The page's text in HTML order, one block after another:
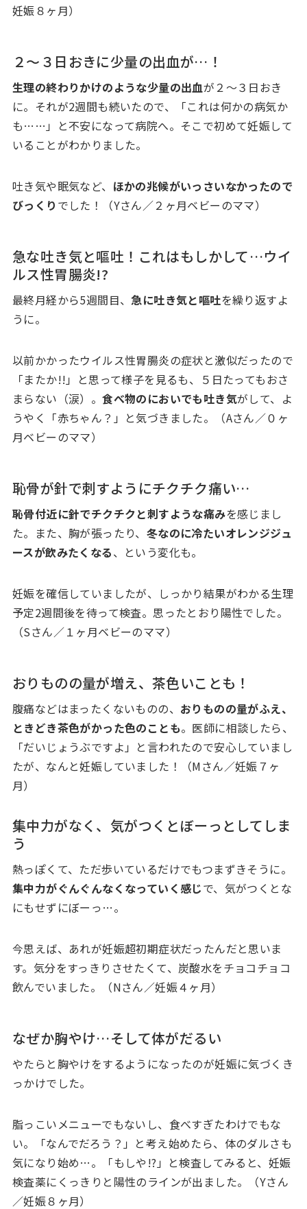
妊娠８ヶ月）
２〜３日おきに少量の出血が…！
生理の終わりかけのような少量の出血が２〜３日おき
に。それが2週間も続いたので、「これは何かの病気か
も……」と不安になって病院へ。そこで初めて妊娠して
いることがわかりました。
吐き気や眠気など、 ほかの兆候がいっさいなかったので
びっくり でした！（Yさん／２ヶ月ベビーのママ）
急な吐き気と嘔吐！これはもしかして…ウイ
ルス性胃腸炎!?
最終月経から5週間目、急に吐き気と嘔吐を繰り返すよ
うに。
以前かかったウイルス性胃腸炎の症状と激似だったので
「またか!!」と思って様子を見るも、５日たってもおさ
まらない（涙）。食べ物のにおいでも吐き気がして、よ
うやく「赤ちゃん？」と気づきました。（Aさん／０ヶ
月ベビーのママ）
恥骨が針で刺すようにチクチク痛い…
恥骨付近に針でチクチクと刺すような痛みを感じまし
た。また、胸が張ったり、 冬なのに冷たいオレンジジュ
ースが飲みたくなる、という変化も。
妊娠を確信していましたが、しっかり結果がわかる生理
予定2週間後を待って検査。思ったとおり陽性でした。
（Sさん／１ヶ月ベビーのママ）
おりものの量が増え、茶色いことも！
腹痛などはまったくないものの、 おりものの量がふえ、
ときどき茶色がかった色のことも。医師に相談したら、
「だいじょうぶですよ」と言われたので安心していまし
たが、なんと妊娠していました！（Mさん／妊娠７ヶ
月）
集中力がなく、気がつくとぼーっとしてしま
う
熱っぽくて、ただ歩いているだけでもつまずきそうに。
集中力がぐんぐんなくなっていく感じで、気がつくとな
にもせずにぼーっ…。
今思えば、あれが妊娠超初期症状だったんだと思いま
す。気分をすっきりさせたくて、炭酸水をチョコチョコ
飲んでいました。（Nさん／妊娠４ヶ月）
なぜか胸やけ…そして体がだるい
やたらと胸やけをするようになったのが妊娠に気づくき
っかけでした。
脂っこいメニューでもないし、食べすぎたわけでもな
い。「なんでだろう？」と考え始めたら、体のダルさも
気になり始め…。「もしや!?」と検査してみると、妊娠
検査薬にくっきりと陽性のラインが出ました。（Yさん
／妊娠８ヶ月）